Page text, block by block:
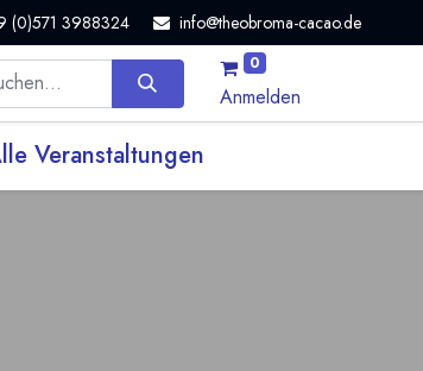
(0)571 3988324 info@theobroma-cacao.de
0
Anmelden
Veranstaltungen